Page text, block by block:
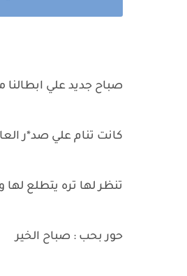
صباح جديد علي ابطالنا
كانت تنام علي صد*ر
تنظر لها تره يتطلع
حور بحب : صباح الخير